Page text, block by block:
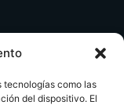
tecnologías como las
del dispositivo. El